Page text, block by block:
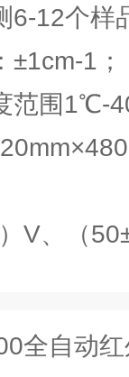
6-12个样
1；
范围1℃-
V、（
全自动